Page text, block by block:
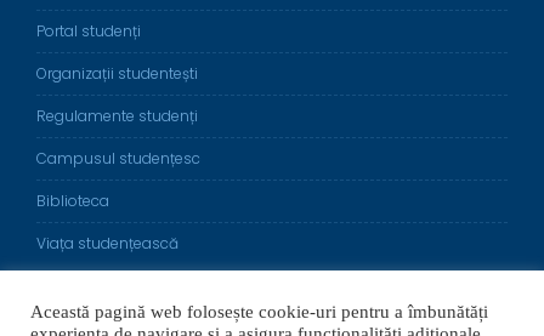
Portal studenți
Organizații studentești
Regulamente studenți
Campusul studențesc
Biblioteca
Viața studențească
Această pagină web folosește cookie-uri pentru a îmbunătăți